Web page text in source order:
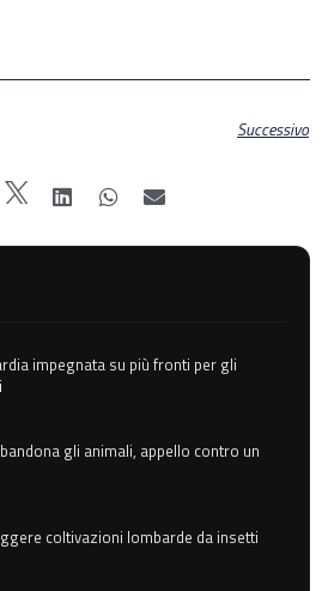
Successivo
impegnata su più fronti per gli
gli animali, appello contro un
coltivazioni lombarde da insetti